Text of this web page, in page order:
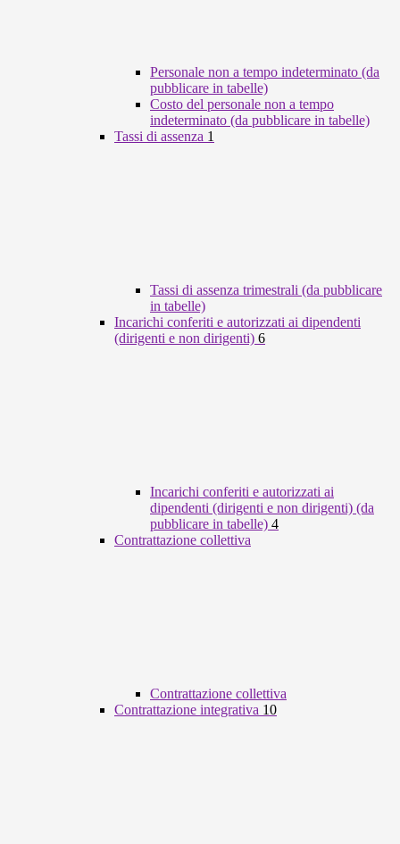
Personale non a tempo indeterminato (da
pubblicare in tabelle)
Costo del personale non a tempo
indeterminato (da pubblicare in tabelle)
Tassi di assenza 1
Tassi di assenza trimestrali (da pubblicare
in tabelle)
Incarichi conferiti e autorizzati ai dipendenti
(dirigenti e non dirigenti) 6
Incarichi conferiti e autorizzati ai
dipendenti (dirigenti e non dirigenti) (da
pubblicare in tabelle) 4
Contrattazione collettiva
Contrattazione collettiva
Contrattazione integrativa 10